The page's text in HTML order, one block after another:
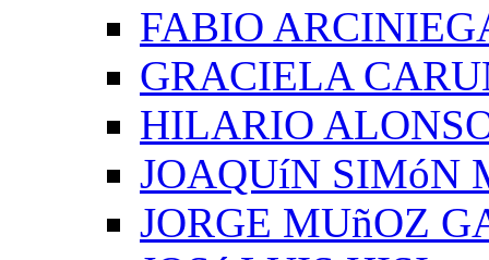
FABIO
GRACIELA
HILARIO
JOAQUíN SIMóN
JORGE MUñOZ